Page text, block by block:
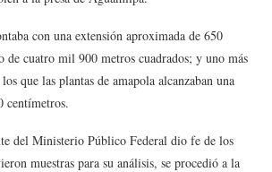
con una extensión aproximada de 650
de cuatro mil 900 metros cuadrados; y uno más
que las plantas de amapola alcanzaban una
centímetros.
del Ministerio Público Federal dio fe de los
muestras para su análisis, se procedió a la